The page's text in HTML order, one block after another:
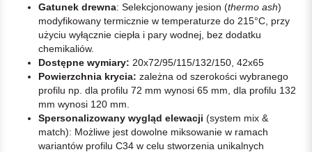
Gatunek drewna: Selekcjonowany jesion (thermo ash)
modyfikowany termicznie w temperaturze do 215°C, przy
użyciu wyłącznie ciepła i pary wodnej, bez dodatku
chemikaliów.
Dostępne wymiary: 20x72/95/115/132/150, 42x65
Powierzchnia krycia: zależna od szerokości wybranego
profilu np. dla profilu 72 mm wynosi 65 mm, dla profilu 132
mm wynosi 120 mm.
Spersonalizowany wygląd elewacji (system mix &
match): Możliwe jest dowolne miksowanie w ramach
wariantów profilu C34 w celu stworzenia unikalnych